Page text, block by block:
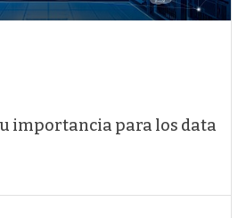
importancia para los data